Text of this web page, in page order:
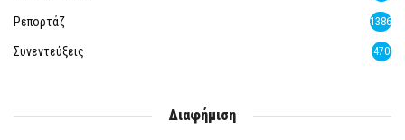
Ρεπορτάζ 1386
Συνεντεύξεις 470
Διαφήμιση